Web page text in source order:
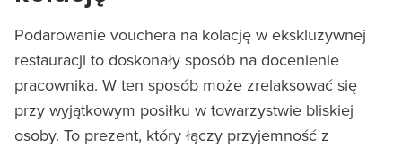
Podarowanie vouchera na kolację w ekskluzywnej
restauracji to doskonały sposób na docenienie
pracownika. W ten sposób może zrelaksować się
przy wyjątkowym posiłku w towarzystwie bliskiej
osoby. To prezent, który łączy przyjemność z